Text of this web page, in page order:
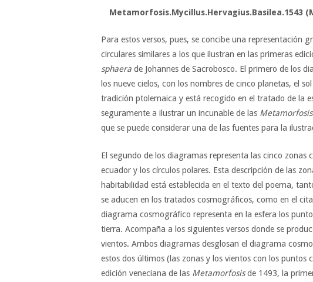
Metamorfosis.Mycillus.Hervagius.Basilea.1543
Para estos versos, pues, se concibe una
circulares similares a los que ilustran en las primeras
sphaera de Johannes de Sacrobosco. El primero de los
los nueve cielos, con los nombres de cinco planetas, el
tradición ptolemaica y está recogido en el tratado de la
seguramente a ilustrar un incunable de las Metamorfosis
que se puede considerar una de las fuentes para la
El segundo de los diagramas representa las cinco zonas
ecuador y los círculos polares. Esta descripción de las
habitabilidad está establecida en el texto del poema,
se aducen en los tratados cosmográficos, como en el
diagrama cosmográfico representa en la esfera los
tierra. Acompaña a los siguientes versos donde se
vientos. Ambos diagramas desglosan el diagrama
estos dos últimos (las zonas y los vientos con los puntos
edición veneciana de las Metamorfosisde 1493, la